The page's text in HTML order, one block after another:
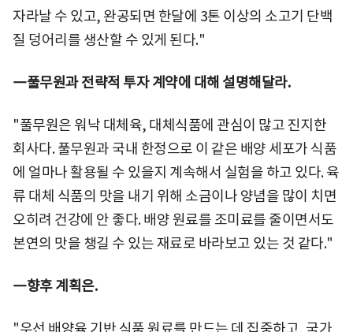
자라날 수 있고, 완공되면 한달에 3톤 이상의 소고기 단백
질 덩어리를 생산할 수 있게 된다."
―풀무원과 전략적 투자 계약에 대해 설명해달라.
"풀무원은 워낙 대체육, 대체식품에 관심이 많고 진지한
회사다. 풀무원과 국내 한정으로 이 같은 배양 세포가 식품
에 얼마나 활용될 수 있을지 계속해서 실험을 하고 있다. 육
류 대체 식품의 맛을 내기 위해 소금이나 양념을 많이 치면
오히려 건강에 안 좋다. 배양 원료를 조미료를 줄이면서도
본연의 맛을 챙길 수 있는 재료로 바라보고 있는 것 같다."
―향후 계획은.
"우선 배양육 기반 식품 원료를 만드는 데 집중하고, 국가